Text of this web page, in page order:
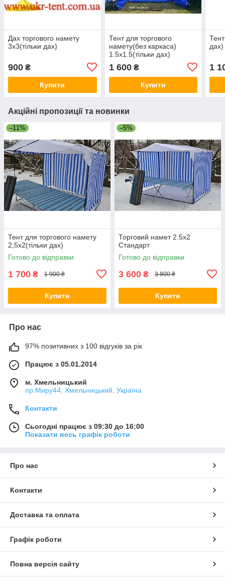
Дах торгового намету
3х3(тільки дах)
900 ₴
Купити
Тент для торгового
намету(без каркаса)
1.5х1.5(тільки дах)
1 600₴
Купити
дах)
1
Акційні пропозиції та новинки
–11%
Тент для торгового намету
2,5х2(тільки дах)
Готово до відправки
1 700 ₴ 1 900 ₴
Купити
–5%
Торговий намет 2.5х2
Стандарт
Готово до відправки
3 600 ₴ 3 800 ₴
Купити
Про нас
97% позитивних з 100 відгуків за рік
Працює з 05.01.2014
м. Хмельницький
пр.Миру44, Хмельницький, Україна
Контакти
Сьогодні працює з 09:30 до 16:00
Показати весь графік роботи
Про нас
Контакти
Доставка та оплата
Графік роботи
Повна версія сайту